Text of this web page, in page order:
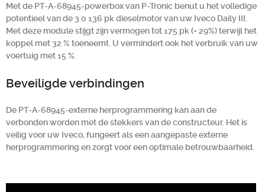
Met de PT-A-68945-powerbox van P-Tronic benut u het volledige
potentieel van de 3.0 136 pk dieselmotor van uw Iveco Daily III.
Met deze module stijgt zijn vermogen tot 175 pk (+ 29%) terwijl het
koppel met 32 % toeneemt. U vermindert ook het verbruik van uw
voertuig met 15 %.
Beveiligde verbindingen
De PT-A-68945-externe herprogrammering kan aan de
verbonden worden met de stekkers van de constructeur. Het is
veilig voor uw Iveco, fungeert als een aangepaste externe
herprogrammering en zorgt voor een optimale betrouwbaarheid.